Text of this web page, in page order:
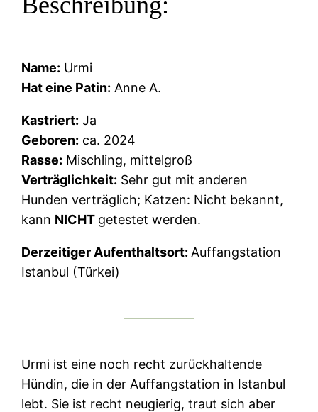
Name: Urmi
Hat eine Patin: Anne A.
Kastriert: Ja
Geboren: ca. 2024
Rasse: Mischling, mittelgroß
Verträglichkeit: Sehr gut mit anderen
Hunden verträglich; Katzen: Nicht bekannt,
kann NICHT getestet werden.
Derzeitiger Aufenthaltsort: Auffangstation
Istanbul (Türkei)
Urmi ist eine noch recht zurückhaltende
Hündin, die in der Auffangstation in Istanbul
lebt. Sie ist recht neugierig, traut sich aber